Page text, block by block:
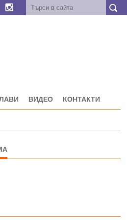
ВИДЕО КОНТАКТИ